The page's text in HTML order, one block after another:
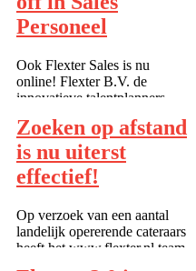
gebied van
kookdemonstraties vragen
zich te melden en hun agenda
Personeel
Ook Flexter Sales is nu
online! Flexter B.V. de
innovatieve talentplanners
spinn-off. Flexter Sales, ben
jij ambitieus op Sales en
Accountmanagementgebied?
Schrijf je nu in bij de snelst
Zoeken op afstand
is nu uiterst
effectief!
Op verzoek van een aantal
landelijk opererende cateraars
heeft het www.flexter.nl team